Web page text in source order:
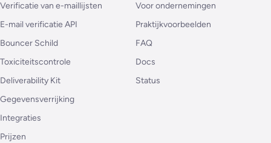
Verificatie van e-maillijsten
E-mail verificatie API
Bouncer Schild
Toxiciteitscontrole
Deliverability Kit
Gegevensverrijking
Integraties
Prijzen
Voor ondernemingen
Praktijkvoorbeelden
FAQ
Docs
Status